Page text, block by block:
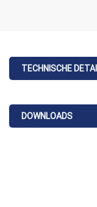
nacheinander aus.
Wavelink
Wartung und
TECHNISCHE
DOWNLOADS